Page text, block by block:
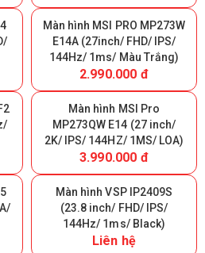
Màn hình MSI PRO MP273W
E14A (27inch/ FHD/ IPS/
144Hz/ 1ms/ Màu Trắng)
2.990.000 đ
Màn hình MSI Pro
MP273QW E14 (27 inch/
2K/ IPS/ 144HZ/ 1MS/ LOA)
3.990.000 đ
Màn hình VSP IP2409S
(23.8 inch/ FHD/ IPS/
144Hz/ 1ms/ Black)
Liên hệ